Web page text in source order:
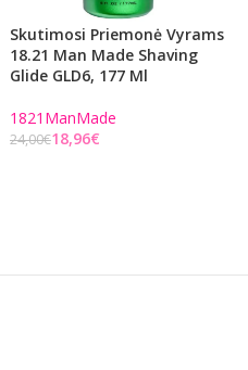
Skutimosi Priemonė Vyrams
18.21 Man Made Shaving
Glide GLD6, 177 Ml
1821ManMade
24,00€18,96€